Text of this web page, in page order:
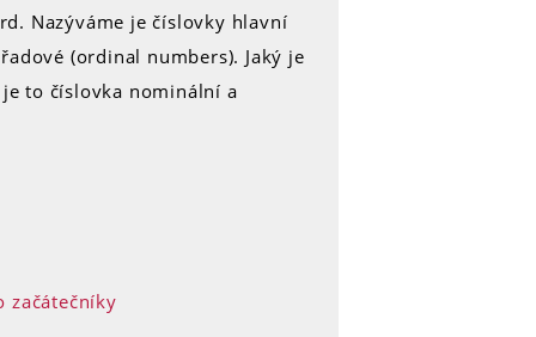
Nazýváme je číslovky hlavní
(ordinal numbers). Jaký je
to číslovka nominální a